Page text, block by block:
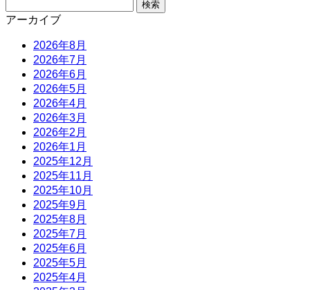
索:
アーカイブ
2026年8月
2026年7月
2026年6月
2026年5月
2026年4月
2026年3月
2026年2月
2026年1月
2025年12月
2025年11月
2025年10月
2025年9月
2025年8月
2025年7月
2025年6月
2025年5月
2025年4月